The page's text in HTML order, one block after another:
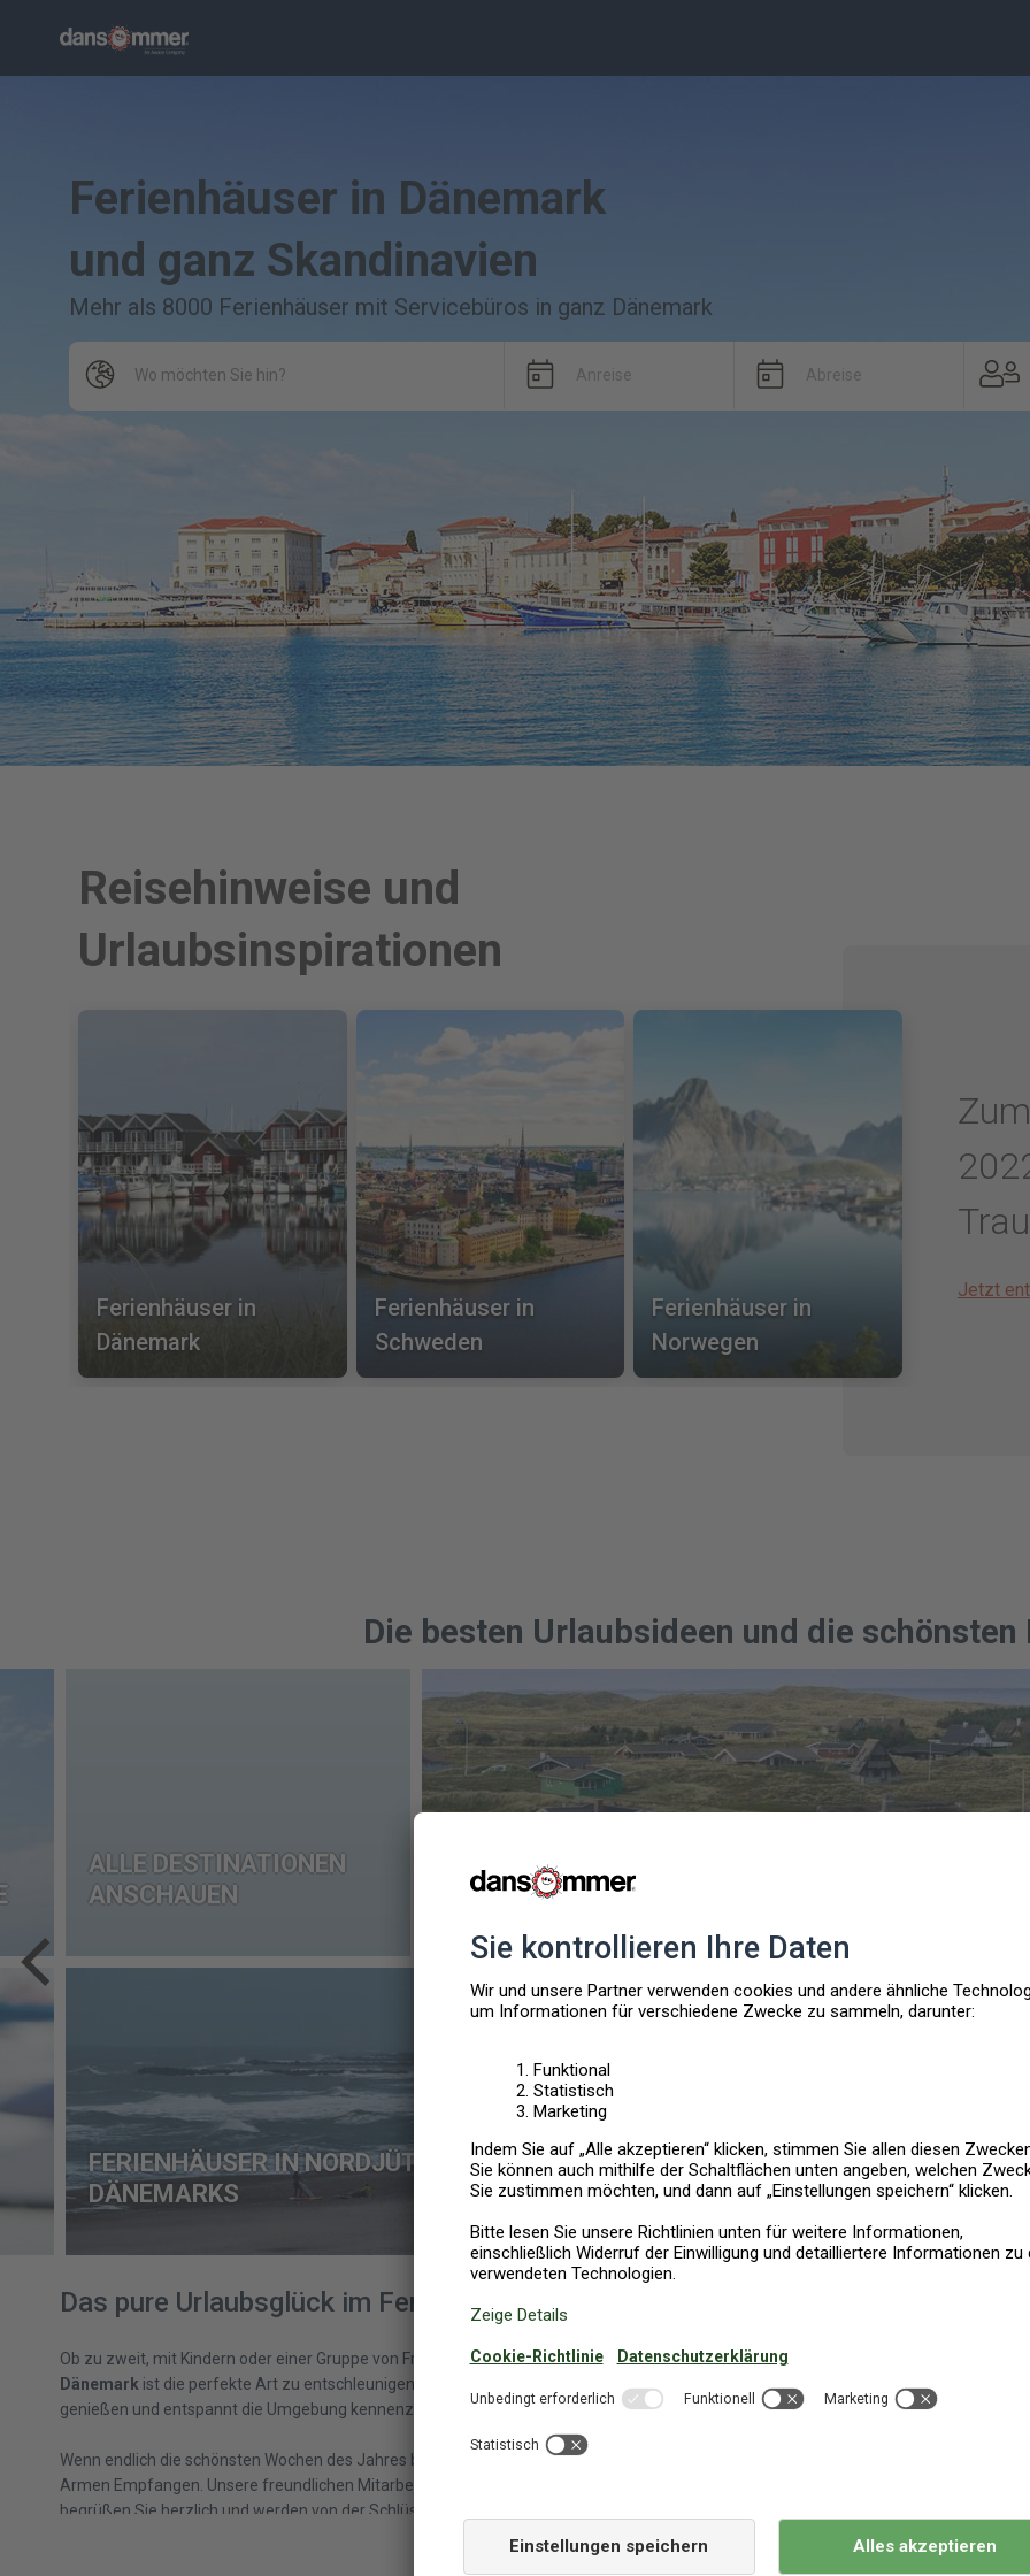
Ferienhäuser in Dänemark
und ganz Skandinavien
Mehr als 8000 Ferienhäuser mit Servicebüros in ganz Dänemark
Anreise Abreise
Reisehinweise und
Urlaubsinspirationen
Ferienhäuser in
Dänemark
Ferienhäuser in
Schweden
Ferienhäuser in
Norwegen
Jetzt
Die besten Urlaubsideen und die schönsten
ALLE DESTINATIONEN
ANSCHAUEN
FERIENHÄUSER IN NORDJÜTLAND AN DER SPITZE
DÄNEMARKS
FERIENHAUS AUF
DÄNEMARKS
Das pure Urlaubsglück im Ferienhaus in Dänemark
Ob zu zweit, mit Kindern oder einer Gruppe von Freunden, Urlaub imFerienhaus in
Dänemark ist die perfekte Art zu entschleunigen, gemeinsam eine erholsame Zeit zu
genießen und entspannt die Umgebung kennenzulernen.
Wenn endlich die schönsten Wochen des Jahres beginnen, werden Sie bei uns mit offenen
Armen Empfangen. Unsere freundlichen Mitarbeiter in den
begrüßen Sie herzlich und werden von der Schlüsselübergabe über den Fahrradverleih bis
zur Endreinigung mit Kompetenz und Hingabe dafür sorgen, dass Ihr
Ferienhausurlaub in
bei uns reibungsfrei verläuft. Auch wenn Sie einfach entspannen, im
Weiterlesen
Private
Dänemark für
dansommer, das bedeutet
die Welt um uns herum
mitentwickeln, erschüttern
Grundwerte, an denen wir
denken global und agieren
tun, mit Liebe tun. Der Liebe
Hauseigentümern, mit
verbinden und der Liebe zu